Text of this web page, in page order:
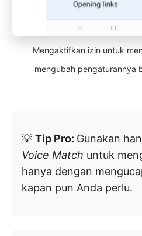
Mengaktifkan izin untuk
mengubah pengaturannya
💡 Tip Pro: Gunakan
Voice Match untuk
hanya dengan
kapan pun Anda perlu.